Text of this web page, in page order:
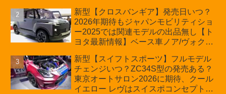
の採用は無しか【トヨタ最新情報】60
周年記念車発売
新型【クロスバンギア】発売日いつ？
2026年期待もジャパンモビリティショ
ー2025では関連モデルの出品無し【ト
ヨタ最新情報】ベース車ノア/ヴォクシ
ほか「コア」と「ツール」、デリカ
D:5対抗のクロスオーバーSUVミニバ
ン
新型【スイフトスポーツ】フルモデル
チェンジいつ？ZC34S型の発売ある？
東京オートサロン2026に期待、クール
イエロー レヴはスイスポコンセプト